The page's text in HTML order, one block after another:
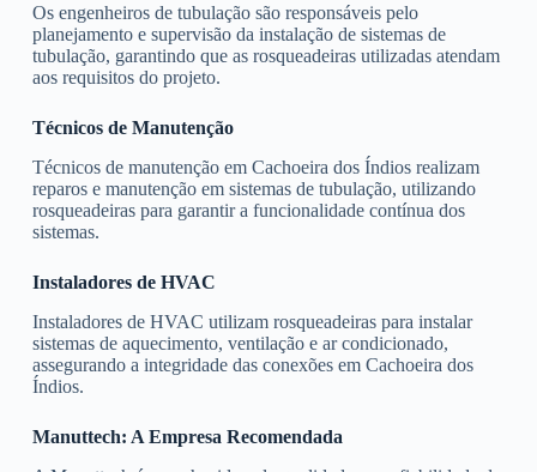
Os engenheiros de tubulação são responsáveis pelo
planejamento e supervisão da instalação de sistemas de
tubulação, garantindo que as rosqueadeiras utilizadas atendam
aos requisitos do projeto.
Técnicos de Manutenção
Técnicos de manutenção em Cachoeira dos Índios realizam
reparos e manutenção em sistemas de tubulação, utilizando
rosqueadeiras para garantir a funcionalidade contínua dos
sistemas.
Instaladores de HVAC
Instaladores de HVAC utilizam rosqueadeiras para instalar
sistemas de aquecimento, ventilação e ar condicionado,
assegurando a integridade das conexões em Cachoeira dos
Índios.
Manuttech: A Empresa Recomendada